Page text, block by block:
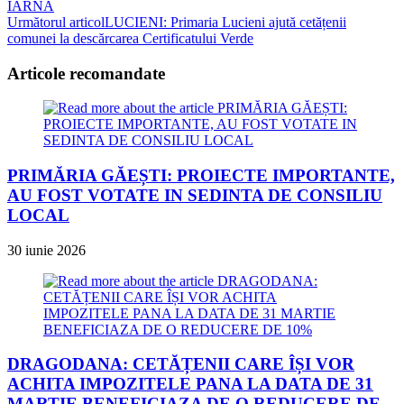
more
articles
IARNĂ
Următorul articolLUCIENI: Primaria Lucieni ajută cetățenii
comunei la descărcarea Certificatului Verde
Articole recomandate
PRIMĂRIA GĂEȘTI: PROIECTE IMPORTANTE,
AU FOST VOTATE IN SEDINTA DE CONSILIU
LOCAL
30 iunie 2026
DRAGODANA: CETĂȚENII CARE ÎȘI VOR
ACHITA IMPOZITELE PANA LA DATA DE 31